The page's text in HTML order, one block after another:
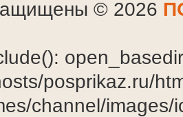
© 2026
posprikaz.ru/
channel/